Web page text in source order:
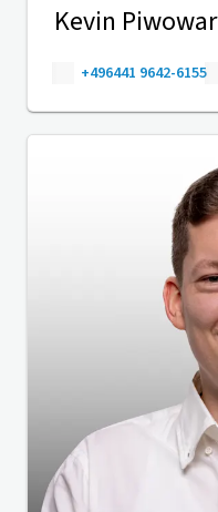
Kevin Piwowar
+496441 9642-6155